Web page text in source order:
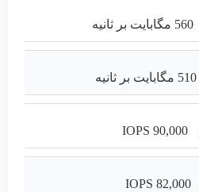
560 مگابایت بر ثانیه
510 مگابایت بر ثانیه
90,000 IOPS
82,000 IOPS